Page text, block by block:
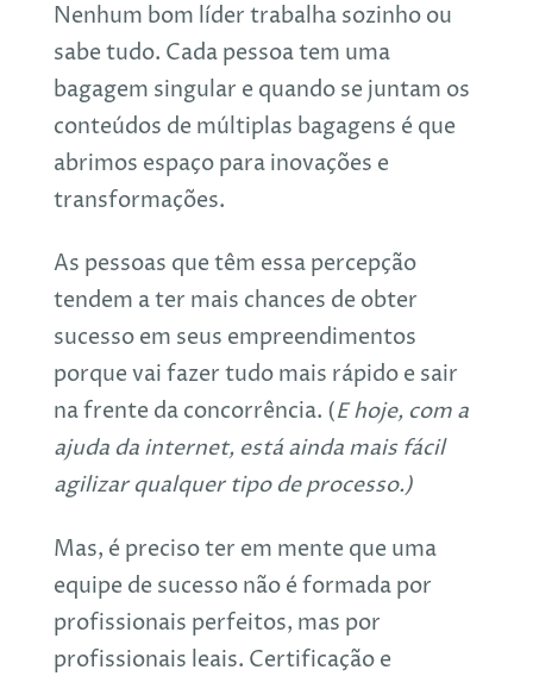
Nenhum bom líder trabalha sozinho ou
sabe tudo. Cada pessoa tem uma
bagagem singular e quando se juntam os
conteúdos de múltiplas bagagens é que
abrimos espaço para inovações e
transformações.
As pessoas que têm essa percepção
tendem a ter mais chances de obter
sucesso em seus empreendimentos
porque vai fazer tudo mais rápido e sair
na frente da concorrência. (E hoje, com a
ajuda da internet, está ainda mais fácil
agilizar qualquer tipo de processo.)
Mas, é preciso ter em mente que uma
equipe de sucesso não é formada por
profissionais perfeitos, mas por
profissionais leais. Certificação e